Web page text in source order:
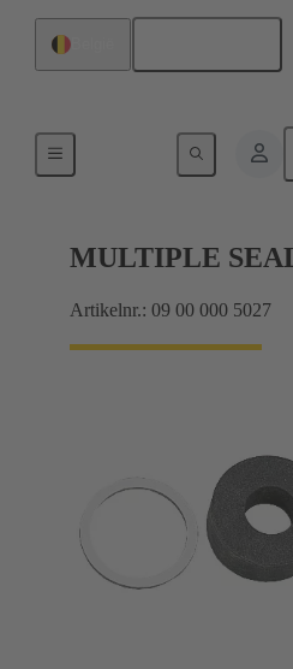
MULTIPLE
Artikelnr.: 09 00 000 5027